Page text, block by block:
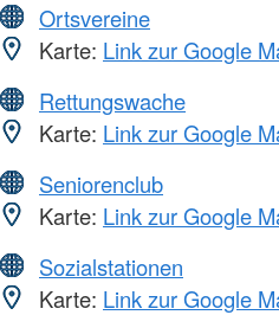
Ortsvereine
Karte: Link zur Google
Rettungswache
Karte: Link zur Google
Seniorenclub
Karte: Link zur Google
Sozialstationen
Karte: Link zur Google